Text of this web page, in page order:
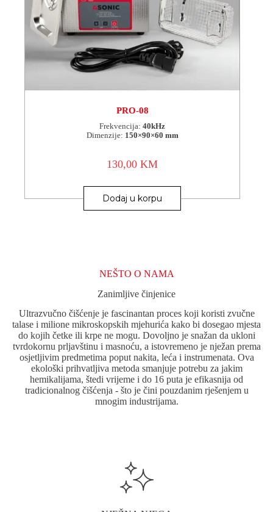
PRO-08
Frekvencija: 40kHz
Dimenzije: 150×90×60 mm
130,00KM
Dodaj u korpu
NEŠTO O NAMA
Zanimljive činjenice
Ultrazvučno čišćenje je fascinantan proces koji koristi zvučne
talase i milione mikroskopskih mjehurića kako bi dosegao mjesta
do kojih četke ili krpe ne mogu. Dovoljno je snažan da ukloni
tvrdokornu prljavštinu i masnoću, a istovremeno je nježan prema
osjetljivim predmetima poput nakita, leća i instrumenata. Ova
ekološki prihvatljiva metoda smanjuje potrebu za jakim
hemikalijama, štedi vrijeme i do 16 puta je efikasnija od
tradicionalnog čišćenja - što je čini pouzdanim rješenjem u
mnogim industrijama.